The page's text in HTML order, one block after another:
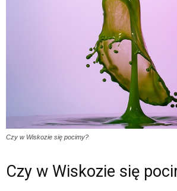
Czy w Wiskozie się pocimy?
Czy w Wiskozie się